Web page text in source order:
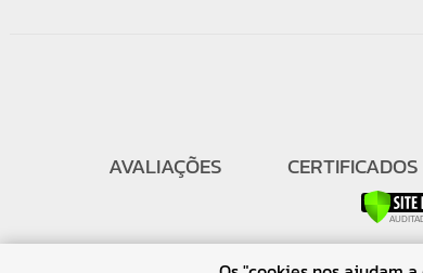
AVALIAÇÕES